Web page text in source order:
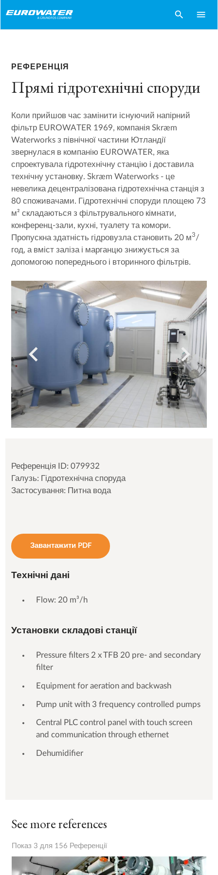
search menu
РЕФЕРЕНЦІЯ
Прямі гідротехнічні споруди
Коли прийшов час замінити існуючий напірний
фільтр EUROWATER 1969, компанія Skræm
Waterworks з північної частини Ютландії
звернулася в компанію EUROWATER, яка
спроектувала гідротехнічну станцію і доставила
технічну установку. Skræm Waterworks - це
невелика децентралізована гідротехнічна станція з
80 споживачами. Гідротехнічні споруди площею 73
м² складаються з фільтрувального кімнати,
конференц-зали, кухні, туалету та комори.
Пропускна здатність гідровузла становить 20 м3/
год, а вміст заліза і марганцю знижується за
допомогою попереднього і вторинного фільтрів.
Референція ID: 079932
Галузь: Гідротехнічна споруда
Застосування: Питна вода
Завантажити PDF
Технічні дані
Flow: 20 m³/h
Установки складові станції
Pressure filters 2 x TFB 20 pre- and secondary
filter
Equipment for aeration and backwash
Pump unit with 3 frequency controlled pumps
Central PLC control panel with touch screen
and communication through ethernet
Dehumidifier
See more references
Показ 3 для 156 Референції